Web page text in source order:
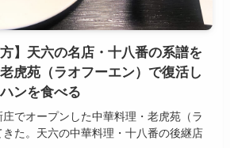
】天六の名店・十八番の系譜を
虎苑（ラオフーエン）で復活し
ンを食べる
でオープンした中華料理・老虎苑（ラ
た。天六の中華料理・十八番の後継店